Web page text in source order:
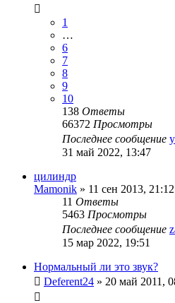
1
…
6
7
8
9
10
138 Ответы
66372 Просмотры
Последнее сообщение
31 май 2022, 13:47
цилиндр
Mamonik » 11 сен 2013, 21:12
11 Ответы
5463 Просмотры
Последнее сообщение
15 мар 2022, 19:51
Нормальный ли это звук?
Deferent24 » 20 май 2011,